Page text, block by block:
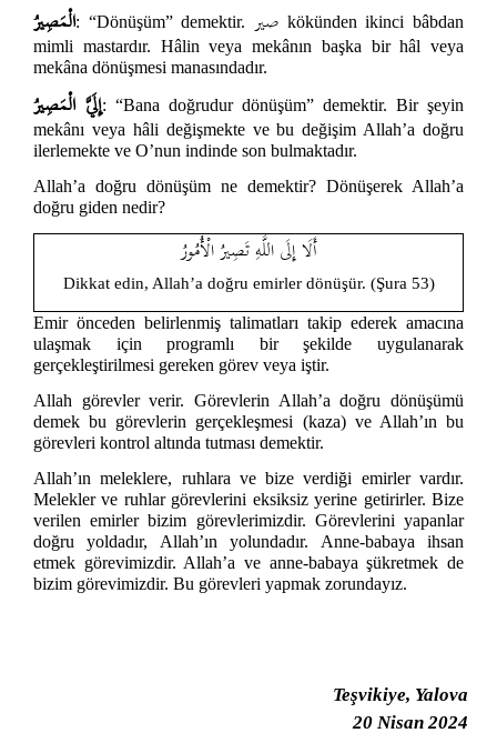
الْمَصِيرُ: “Dönüşüm” demektir. صير kökünden ikinci bâbdan
mimli mastardır. Hâlin veya mekânın başka bir hâl veya
mekâna dönüşmesi manasındadır.
إِلَيَّ الْمَصِيرُ: “Bana doğrudur dönüşüm” demektir. Bir şeyin
mekânı veya hâli değişmekte ve bu değişim Allah’a doğru
ilerlemekte ve O’nun indinde son bulmaktadır.
Allah’a doğru dönüşüm ne demektir? Dönüşerek Allah’a
doğru giden nedir?
أَلَا إِلَى اللَّهِ تَصِيرُ الْأُمُورُ
Dikkat edin, Allah’a doğru emirler dönüşür. (Şura 53)
Emir önceden belirlenmiş talimatları takip ederek amacına
ulaşmak için programlı bir şekilde uygulanarak
gerçekleştirilmesi gereken görev veya iştir.
Allah görevler verir. Görevlerin Allah’a doğru dönüşümü
demek bu görevlerin gerçekleşmesi (kaza) ve Allah’ın bu
görevleri kontrol altında tutması demektir.
Allah’ın meleklere, ruhlara ve bize verdiği emirler vardır.
Melekler ve ruhlar görevlerini eksiksiz yerine getirirler. Bize
verilen emirler bizim görevlerimizdir. Görevlerini yapanlar
doğru yoldadır, Allah’ın yolundadır. Anne-babaya ihsan
etmek görevimizdir. Allah’a ve anne-babaya şükretmek de
bizim görevimizdir. Bu görevleri yapmak zorundayız.
Teşvikiye, Yalova
20 Nisan 2024